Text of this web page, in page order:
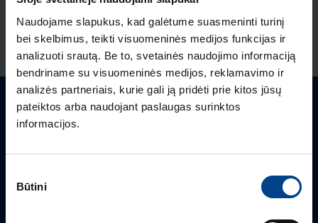
Naudojame slapukus, kad galėtume suasmeninti turinį
bei skelbimus, teikti visuomeninės medijos funkcijas ir
analizuoti srautą. Be to, svetainės naudojimo informaciją
bendriname su visuomeninės medijos, reklamavimo ir
analizės partneriais, kurie gali ją pridėti prie kitos jūsų
pateiktos arba naudojant paslaugas surinktos
informacijos.
pasirinkimas
Būtini
mod.,10 mm²
Produkto kodas: KB163A
Turite klausimų? Susisiekite
Mielai atsakysime į Jums aktualius klausimus.